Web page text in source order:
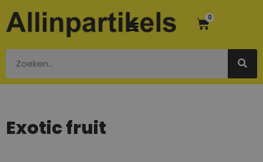
0
Exotic fruit